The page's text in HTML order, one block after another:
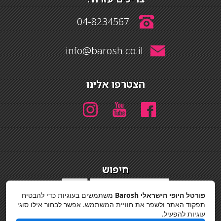
04-8234567
info@barosh.co.il
הצטרפו אלינו
חיפוש
מדיניות פרטיות
פורטל היופי הישראלי Barosh
משתמשים בעוגיות כדי להבטיח
תפקוד האתר ולשפר את חוויית המשתמש. אפשר לבחור אילו סוגי
עוגיות להפעיל.